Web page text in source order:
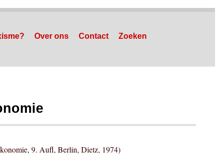
Over ons Contact Zoeken
9. Aufl, Berlin, Dietz, 1974)